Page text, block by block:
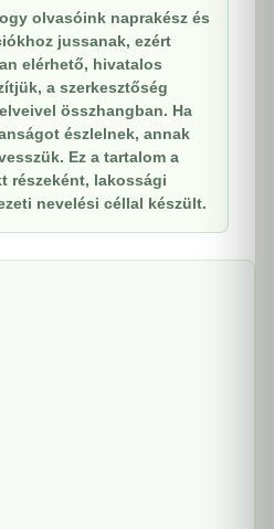
olvasóink naprakész és
jussanak, ezért
elérhető, hivatalos
a szerkesztőség
összhangban. Ha
észlelnek, annak
Ez a tartalom a
részeként, lakossági
nevelési céllal készült.